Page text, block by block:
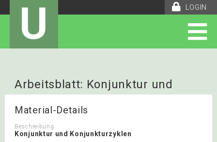
LOGIN
U
Arbeitsblatt: Konjunktur und
Konjunkturzyklen
Material-Details
Beschreibung
Konjunktur und Konjunkturzyklen